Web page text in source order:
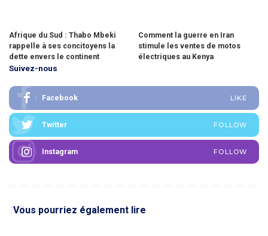
Afrique du Sud : Thabo Mbeki
rappelle à ses concitoyens la
dette envers le continent
Comment la guerre en Iran
stimule les ventes de motos
électriques au Kenya
Suivez-nous
Facebook LIKE
Twitter FOLLOW
Instagram FOLLOW
Vous pourriez également lire